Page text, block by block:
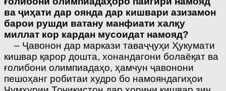
ва ҷиҳати дар оянда дар кишвари азизамон
барои рушди ватану манфиати халқу
миллат кор кардан мусоидат намояд?
– Ҷавонон дар маркази таваҷҷуҳи Ҳукумати
кишвар қарор дошта, хонандагони болаёқат ва
ғолибони олимпиадаҳо, ҳамчун ҷавонони
пешоҳанг робитаи худро бо намояндагиҳои